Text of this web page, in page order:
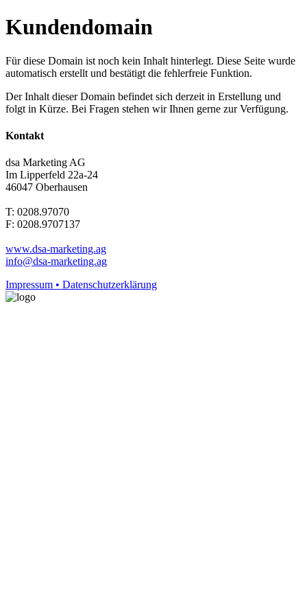
Kundendomain
Für diese Domain ist noch kein Inhalt hinterlegt. Diese Seite wurde
automatisch erstellt und bestätigt die fehlerfreie Funktion.
Der Inhalt dieser Domain befindet sich derzeit in Erstellung und
folgt in Kürze. Bei Fragen stehen wir Ihnen gerne zur Verfügung.
Kontakt
dsa Marketing AG
Im Lipperfeld 22a-24
46047 Oberhausen
T: 0208.97070
F: 0208.9707137
www.dsa-marketing.ag
info@dsa-marketing.ag
Impressum • Datenschutzerklärung